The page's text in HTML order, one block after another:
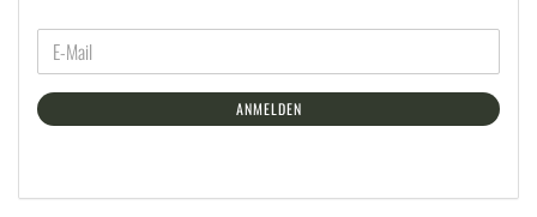
ANMELDEN